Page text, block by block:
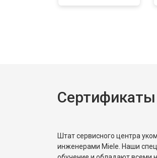
Штат сервисного центра
инженерами Miele. Наши